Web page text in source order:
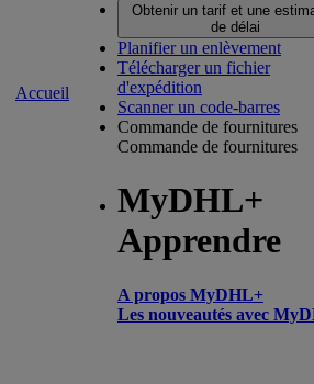
Accueil
Obtenir un tarif et une
de délai
Planifier un enlèvement
Télécharger un fichier
d'expédition
Scanner un code-barres
Commande de fournitures
Commande de fournitures
MyDHL+
Apprendre
A propos MyDHL+
Les nouveautés avec